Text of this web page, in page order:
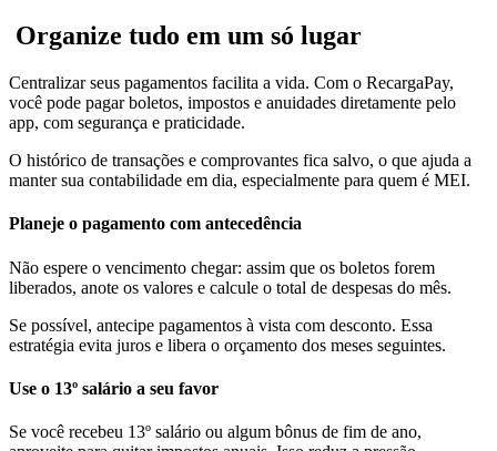
Organize tudo em um só lugar
Centralizar seus pagamentos facilita a vida. Com o RecargaPay,
você pode pagar boletos, impostos e anuidades diretamente pelo
app, com segurança e praticidade.
O histórico de transações e comprovantes fica salvo, o que ajuda a
manter sua contabilidade em dia, especialmente para quem é MEI.
Planeje o pagamento com antecedência
Não espere o vencimento chegar: assim que os boletos forem
liberados, anote os valores e calcule o total de despesas do mês.
Se possível, antecipe pagamentos à vista com desconto. Essa
estratégia evita juros e libera o orçamento dos meses seguintes.
Use o 13º salário a seu favor
Se você recebeu 13º salário ou algum bônus de fim de ano,